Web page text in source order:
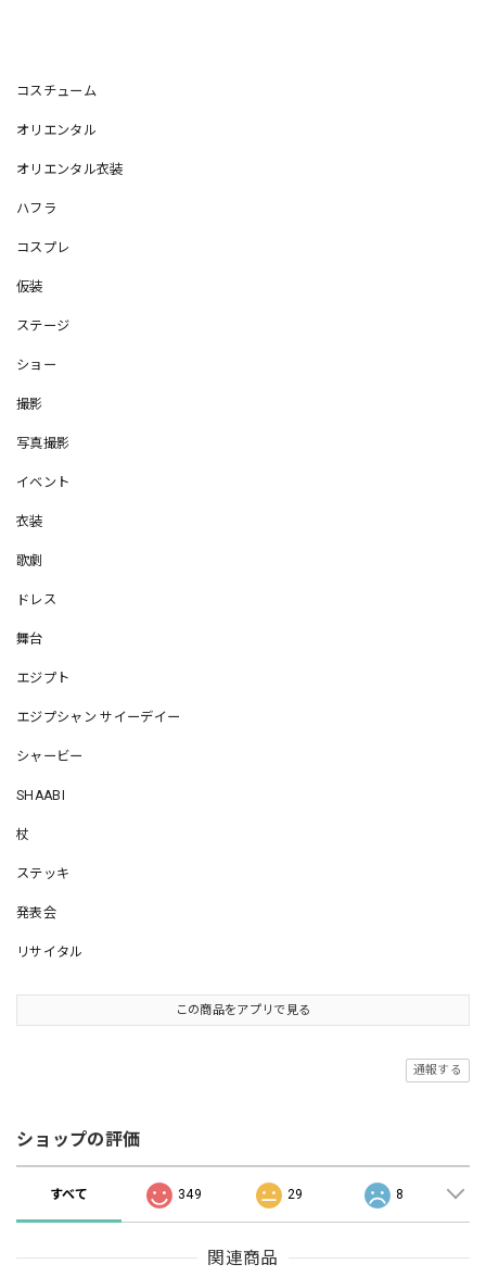
コスチューム
オリエンタル
オリエンタル衣装
ハフラ
コスプレ
仮装
ステージ
ショー
撮影
写真撮影
イベント
衣装
歌劇
ドレス
舞台
エジプト
エジプシャン サイーデイー
シャービー
SHAABI
杖
ステッキ
発表会
リサイタル
この商品をアプリで見る
通報する
ショップの評価
すべて 349 29 8
関連商品